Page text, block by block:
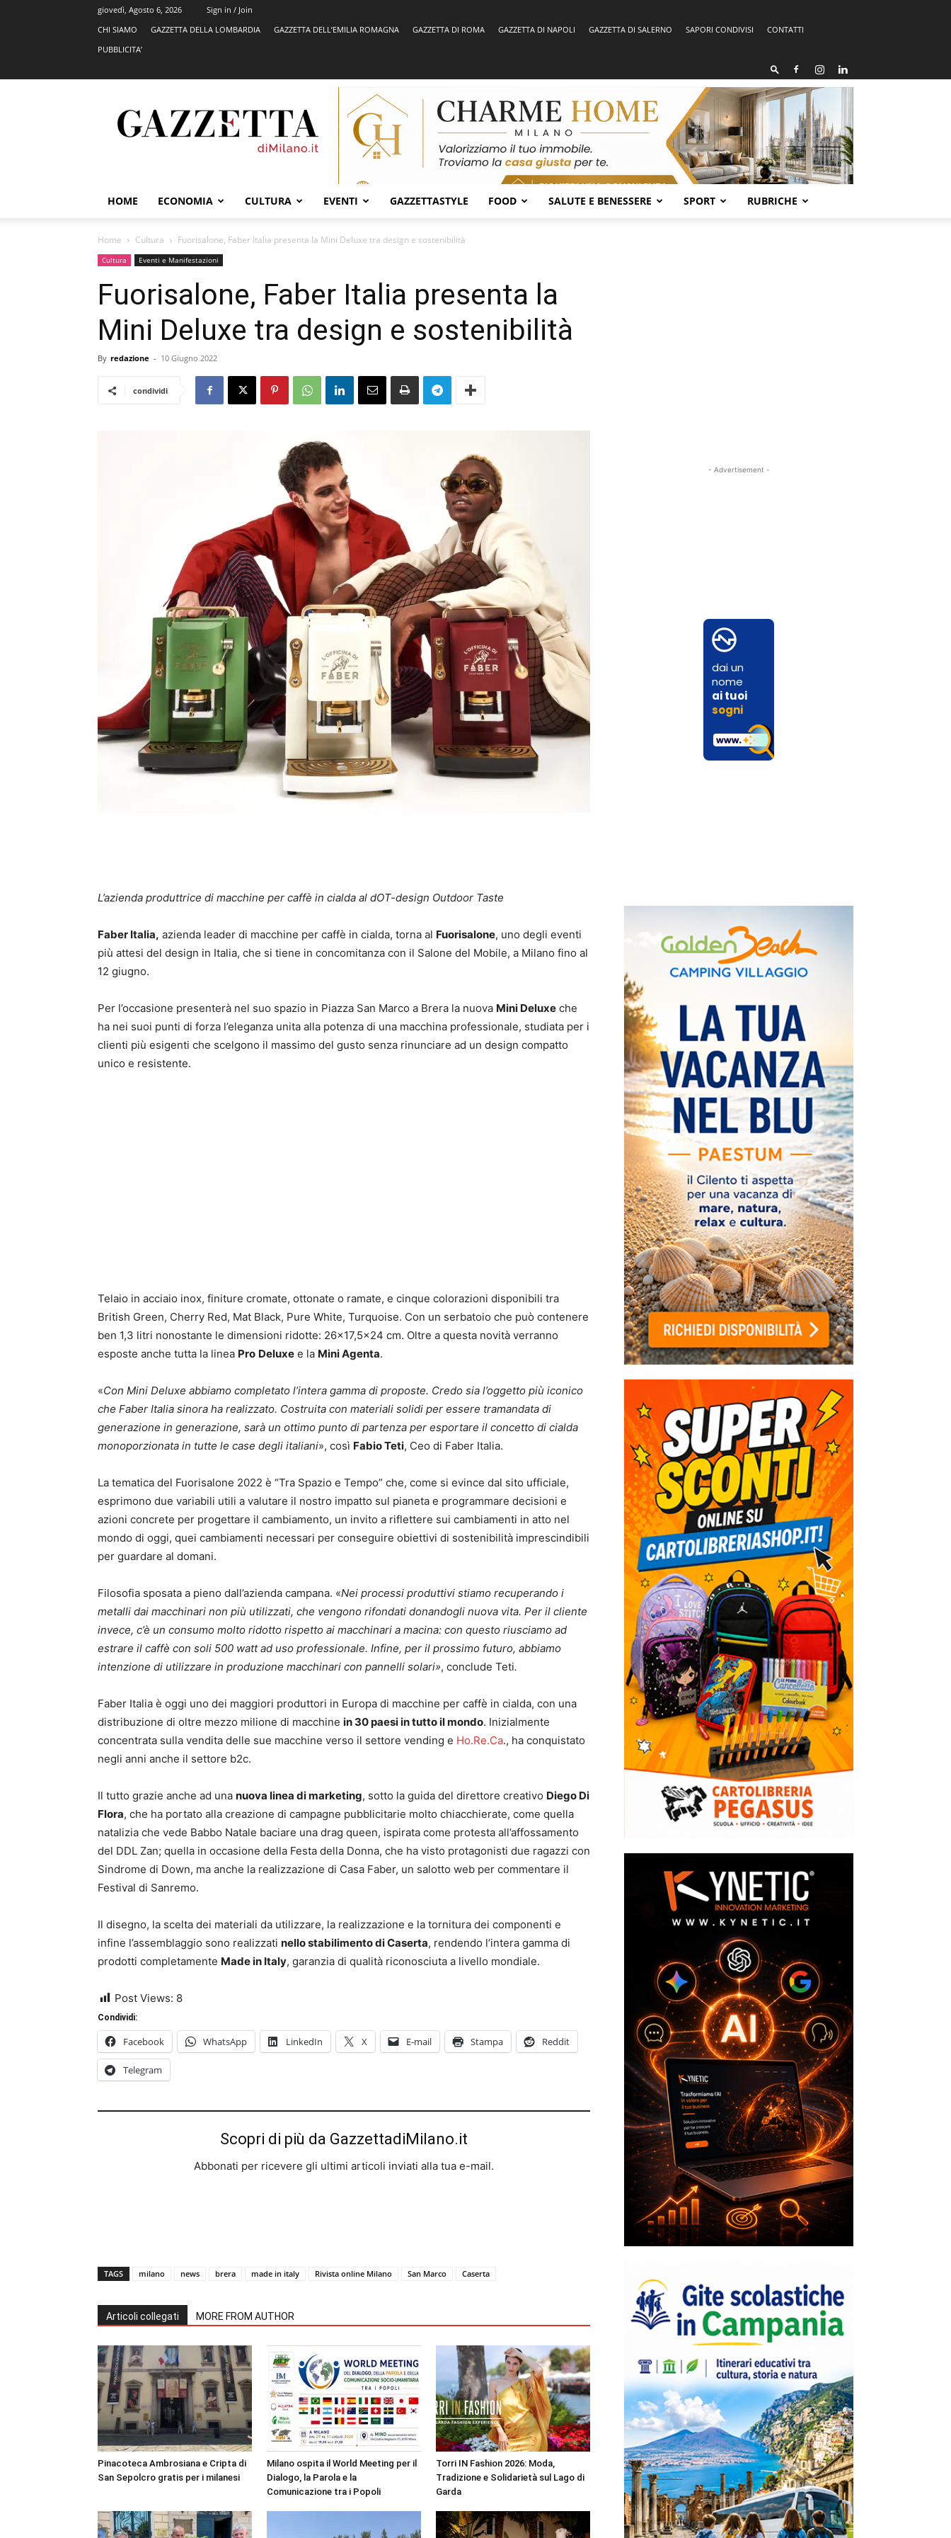
giovedì, Agosto 6, 2026
Sign in / Join
CHI SIAMO
GAZZETTA DELLA LOMBARDIA GAZZETTA DELL’EMILIA ROMAGNA GAZZETTA DI ROMA GAZZETTA DI NAPOLI GAZZETTA DI SALERNO SAPORI CONDIVISI
CONTATTI
PUBBLICITA’
HOME ECONOMIA CULTURA EVENTI GAZZETTASTYLE FOOD SALUTE E BENESSERE SPORT RUBRICHE
Home Cultura Fuorisalone, Faber Italia presenta la Mini Deluxe tra design e sostenibilità
Cultura Eventi e Manifestazioni
Fuorisalone, Faber Italia presenta la
Mini Deluxe tra design e sostenibilità
By redazione - 10 Giugno 2022
condividi
L’azienda produttrice di macchine per caffè in cialda al dOT-design Outdoor Taste
Faber Italia, azienda leader di macchine per caffè in cialda, torna al Fuorisalone, uno degli eventi
più attesi del design in Italia, che si tiene in concomitanza con il Salone del Mobile, a Milano fino al
12 giugno.
Per l’occasione presenterà nel suo spazio in Piazza San Marco a Brera la nuova Mini Deluxe che
ha nei suoi punti di forza l’eleganza unita alla potenza di una macchina professionale, studiata per i
clienti più esigenti che scelgono il massimo del gusto senza rinunciare ad un design compatto
unico e resistente.
Telaio in acciaio inox, finiture cromate, ottonate o ramate, e cinque colorazioni disponibili tra
British Green, Cherry Red, Mat Black, Pure White, Turquoise. Con un serbatoio che può contenere
ben 1,3 litri nonostante le dimensioni ridotte: 26×17,5×24 cm. Oltre a questa novità verranno
esposte anche tutta la linea Pro Deluxe e la Mini Agenta.
«Con Mini Deluxe abbiamo completato l’intera gamma di proposte. Credo sia l’oggetto più iconico
che Faber Italia sinora ha realizzato. Costruita con materiali solidi per essere tramandata di
generazione in generazione, sarà un ottimo punto di partenza per esportare il concetto di cialda
monoporzionata in tutte le case degli italiani», così Fabio Teti, Ceo di Faber Italia.
La tematica del Fuorisalone 2022 è “Tra Spazio e Tempo” che, come si evince dal sito ufficiale,
esprimono due variabili utili a valutare il nostro impatto sul pianeta e programmare decisioni e
azioni concrete per progettare il cambiamento, un invito a riflettere sui cambiamenti in atto nel
mondo di oggi, quei cambiamenti necessari per conseguire obiettivi di sostenibilità imprescindibili
per guardare al domani.
Filosofia sposata a pieno dall’azienda campana. «Nei processi produttivi stiamo recuperando i
metalli dai macchinari non più utilizzati, che vengono rifondati donandogli nuova vita. Per il cliente
invece, c’è un consumo molto ridotto rispetto ai macchinari a macina: con questo riusciamo ad
estrare il caffè con soli 500 watt ad uso professionale. Infine, per il prossimo futuro, abbiamo
intenzione di utilizzare in produzione macchinari con pannelli solari», conclude Teti.
Faber Italia è oggi uno dei maggiori produttori in Europa di macchine per caffè in cialda, con una
distribuzione di oltre mezzo milione di macchine in 30 paesi in tutto il mondo. Inizialmente
concentrata sulla vendita delle sue macchine verso il settore vending e Ho.Re.Ca., ha conquistato
negli anni anche il settore b2c.
Il tutto grazie anche ad una nuova linea di marketing, sotto la guida del direttore creativo Diego Di
Flora, che ha portato alla creazione di campagne pubblicitarie molto chiacchierate, come quella
natalizia che vede Babbo Natale baciare una drag queen, ispirata come protesta all’affossamento
del DDL Zan; quella in occasione della Festa della Donna, che ha visto protagonisti due ragazzi con
Sindrome di Down, ma anche la realizzazione di Casa Faber, un salotto web per commentare il
Festival di Sanremo.
Il disegno, la scelta dei materiali da utilizzare, la realizzazione e la tornitura dei componenti e
infine l’assemblaggio sono realizzati nello stabilimento di Caserta, rendendo l’intera gamma di
prodotti completamente Made in Italy, garanzia di qualità riconosciuta a livello mondiale.
Post Views: 8
Condividi:
Facebook WhatsApp LinkedIn X E-mail Stampa Reddit
Telegram
Scopri di più da GazzettadiMilano.it
Abbonati per ricevere gli ultimi articoli inviati alla tua e-mail.
TAGS milano news brera made in italy Rivista online Milano San Marco Caserta
Articoli collegati MORE FROM AUTHOR
Pinacoteca Ambrosiana e Cripta di
San Sepolcro gratis per i milanesi
Milano ospita il World Meeting per il
Dialogo, la Parola e la
Comunicazione tra i Popoli
Torri IN Fashion 2026: Moda,
Tradizione e Solidarietà sul Lago di
Garda
- Advertisement -